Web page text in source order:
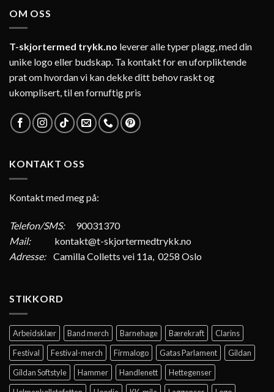
OM OSS
T-skjortermed trykk.no leverer alle typer plagg, med din
unike logo eller budskap. Ta kontakt for en uforpliktende
prat om hvordan vi kan dekke ditt behov raskt og
ukomplisert, til en fornuftig pris
KONTAKT OSS
Kontakt med meg på:
Telefon/SMS:
90031370
Mail:
kontakt@t-skjortermedtrykk.no
Adresse: Camilla Colletts vei 11a, 0258 Oslo
STIKKORD
Arbeidsklær Band merch Barnehage Bærekraft
Clarins
Festival
Festival-merch Firmalogo Gatas Parlament
Gildan
Gildan Softstyle
Hammer Handlenett
Hettegenser